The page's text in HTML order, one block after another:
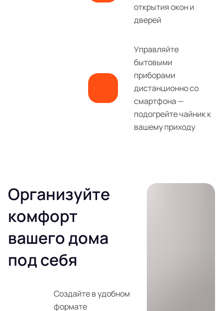
открытия окон и
дверей
Управляйте
бытовыми
приборами
дистанционно со
смартфона —
подогрейте чайник к
вашему приходу
Организуйте
комфорт
вашего дома
под себя
Создайте в удобном
формате